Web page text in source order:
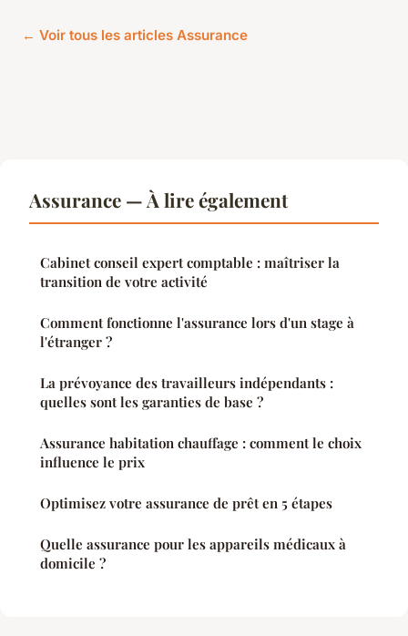
← Voir tous les articles Assurance
Assurance — À lire également
Cabinet conseil expert comptable : maîtriser la
transition de votre activité
Comment fonctionne l'assurance lors d'un stage à
l'étranger ?
La prévoyance des travailleurs indépendants :
quelles sont les garanties de base ?
Assurance habitation chauffage : comment le choix
influence le prix
Optimisez votre assurance de prêt en 5 étapes
Quelle assurance pour les appareils médicaux à
domicile ?